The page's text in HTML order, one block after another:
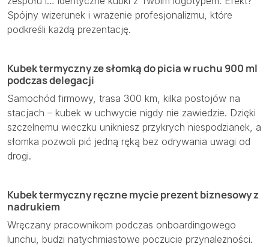
Spójny wizerunek i wrażenie profesjonalizmu, które
podkreśli każdą prezentację.
Kubek termyczny ze słomką do picia w ruchu 900 ml
podczas delegacji
Samochód firmowy, trasa 300 km, kilka postojów na
stacjach – kubek w uchwycie nigdy nie zawiedzie. Dzięki
szczelnemu wieczku unikniesz przykrych niespodzianek, a
słomka pozwoli pić jedną ręką bez odrywania uwagi od
drogi.
Kubek termyczny ręczne mycie prezent biznesowy z
nadrukiem
Wręczany pracownikom podczas onboardingowego
lunchu, budzi natychmiastowe poczucie przynależności.